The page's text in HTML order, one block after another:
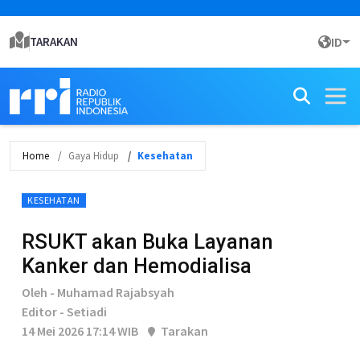
TARAKAN ID
Home Gaya Hidup Kesehatan
KESEHATAN
RSUKT akan Buka Layanan
Kanker dan Hemodialisa
Oleh - Muhamad Rajabsyah
Editor - Setiadi
14 Mei 2026 17:14 WIB
Tarakan